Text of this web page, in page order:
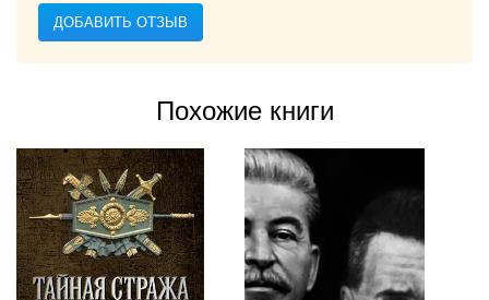
ДОБАВИТЬ ОТЗЫВ
Похожие книги